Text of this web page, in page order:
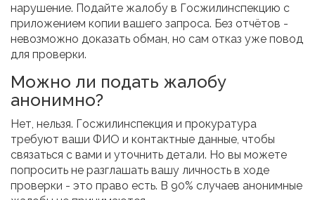
нарушение. Подайте жалобу в Госжилинспекцию с
приложением копии вашего запроса. Без отчётов -
невозможно доказать обман, но сам отказ уже повод
для проверки.
Можно ли подать жалобу
анонимно?
Нет, нельзя. Госжилинспекция и прокуратура
требуют ваши ФИО и контактные данные, чтобы
связаться с вами и уточнить детали. Но вы можете
попросить не разглашать вашу личность в ходе
проверки - это право есть. В 90% случаев анонимные